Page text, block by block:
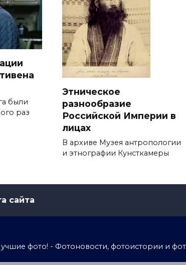
были
раз
Этническое
разнообразие
Российской Империи в
лицах
В архиве Музея антропологии
и этнографии Кунсткамеры
сайта
фото! - Фотоновости, фотоистории и